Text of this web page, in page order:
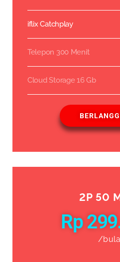
iflix Catchplay
Telepon 300 Menit
Cloud Storage 16 Gb
2P 50
Rp
/